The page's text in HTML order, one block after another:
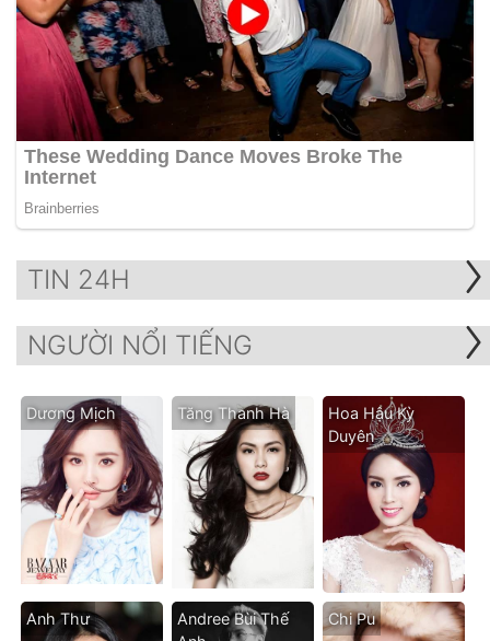
TIN 24H
NGƯỜI NỔI TIẾNG
Dương Mịch Tăng Thanh Hà
Hoa Hậu Kỳ
Duyên
Anh Thư
Andree Bùi Thế
Chi Pu